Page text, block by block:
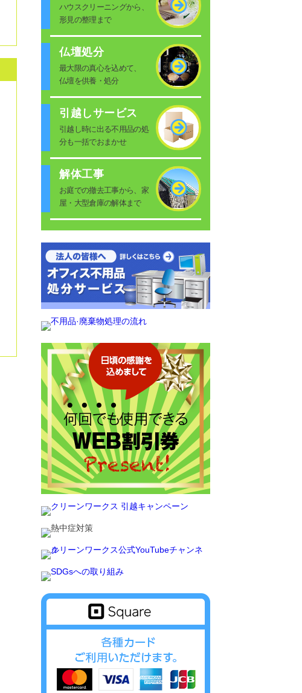
ハウスクリーニングから、
形見の整理まで
仏壇処分
最大限の真心を込めて、
仏壇を供養・処分
引越しサービス
引越し時に出る不用品の処
分も一括でおまかせ
解体工事
お庭での撤去工事から、家
屋・大型倉庫の解体まで